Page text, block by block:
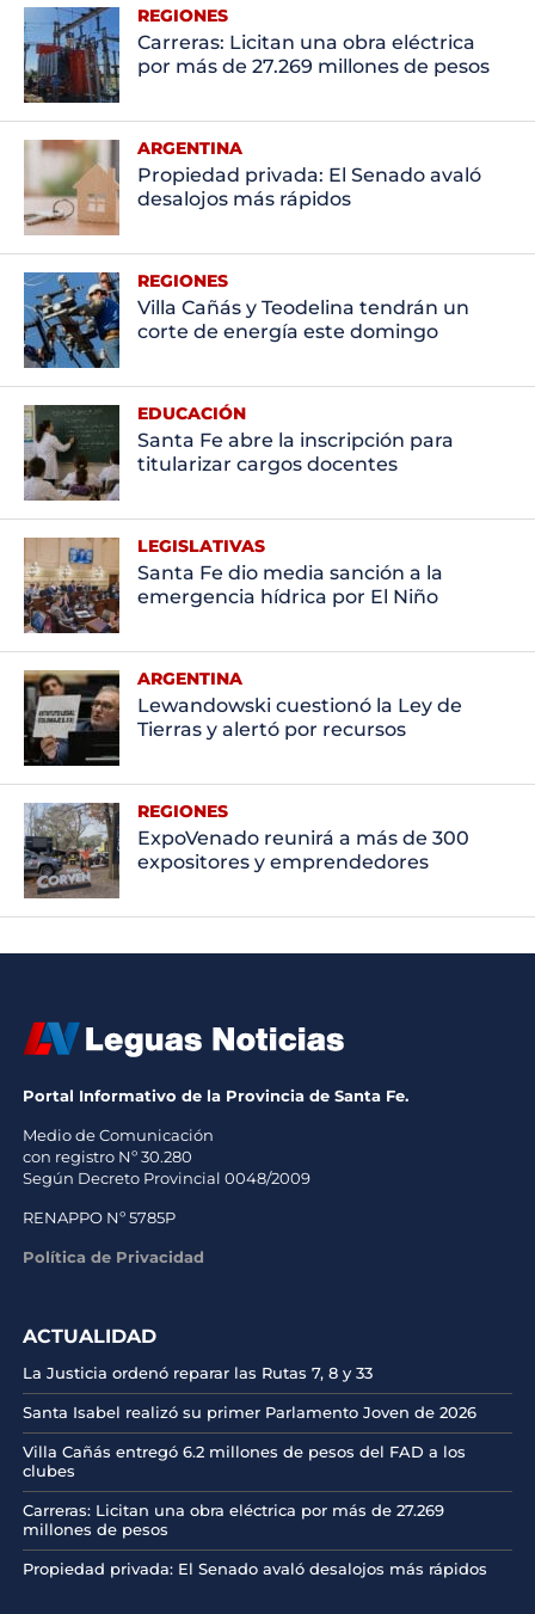
REGIONES
Carreras: Licitan una obra eléctrica
por más de 27.269 millones de pesos
ARGENTINA
Propiedad privada: El Senado avaló
desalojos más rápidos
REGIONES
Villa Cañás y Teodelina tendrán un
corte de energía este domingo
EDUCACIÓN
Santa Fe abre la inscripción para
titularizar cargos docentes
LEGISLATIVAS
Santa Fe dio media sanción a la
emergencia hídrica por El Niño
ARGENTINA
Lewandowski cuestionó la Ley de
Tierras y alertó por recursos
REGIONES
ExpoVenado reunirá a más de 300
expositores y emprendedores
Portal Informativo de la Provincia de Santa Fe.
Medio de Comunicación
con registro Nº 30.280
Según Decreto Provincial 0048/2009
RENAPPO Nº 5785P
Política de Privacidad
ACTUALIDAD
La Justicia ordenó reparar las Rutas 7, 8 y 33
Santa Isabel realizó su primer Parlamento Joven de 2026
Villa Cañás entregó 6.2 millones de pesos del FAD a los
clubes
Carreras: Licitan una obra eléctrica por más de 27.269
millones de pesos
Propiedad privada: El Senado avaló desalojos más rápidos